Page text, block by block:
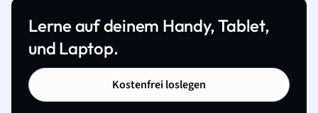
Lerne auf deinem Handy, Tablet,
und Laptop.
Kostenfrei loslegen